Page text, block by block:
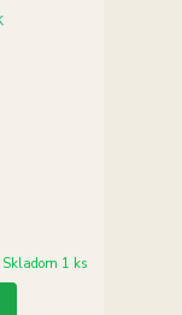
Skladom 1 ks